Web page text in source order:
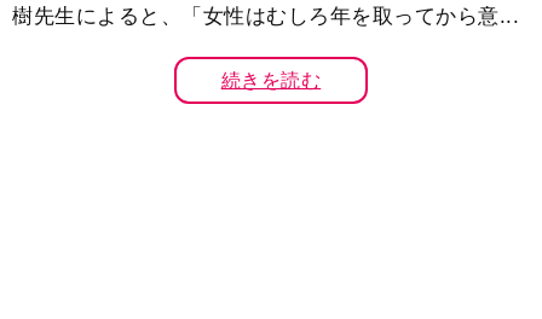
樹先生によると、「女性はむしろ年を取ってから意...
続きを読む